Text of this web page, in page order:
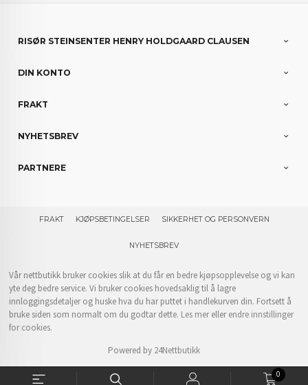
0
RISØR STEINSENTER HENRY HOLDGAARD CLAUSEN
DIN KONTO
FRAKT
NYHETSBREV
PARTNERE
FRAKT KJØPSBETINGELSER SIKKERHET OG PERSONVERN
NYHETSBREV
Vår nettbutikk bruker cookies slik at du får en bedre kjøpsopplevelse og vi kan
yte deg bedre service. Vi bruker cookies hovedsaklig til å lagre
innloggingsdetaljer og huske hva du har puttet i handlekurven din. Fortsett å
bruke siden som normalt om du godtar dette. Les merellerendre innstillinger
for cookies.
Powered by 24Nettbutikk